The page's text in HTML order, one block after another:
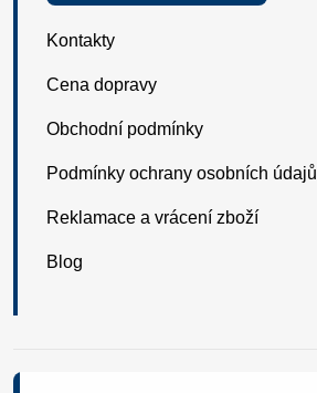
Kontakty
Cena dopravy
Obchodní podmínky
Podmínky ochrany osobních údajů
Reklamace a vrácení zboží
Blog